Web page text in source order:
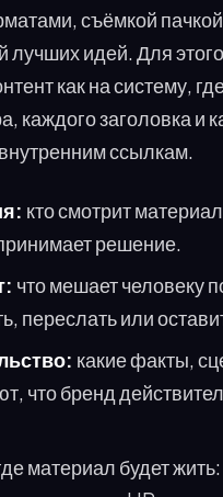
съёмкой
лучших идей. Для
как на систему,
каждого заголовка и
ссылкам.
кто смотрит
решение.
что мешает человеку
переслать или
какие факты,
что бренд
материал будет